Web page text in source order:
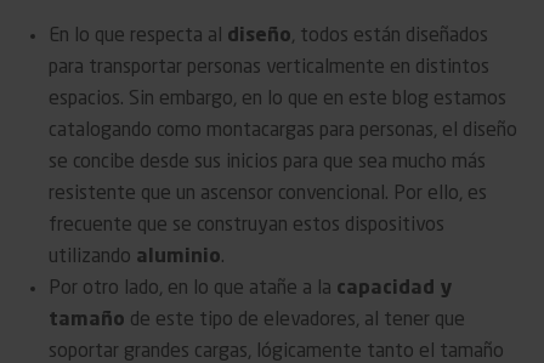
En lo que respecta al diseño, todos están diseñados
para transportar personas verticalmente en distintos
espacios. Sin embargo, en lo que en este blog estamos
catalogando como montacargas para personas, el diseño
se concibe desde sus inicios para que sea mucho más
resistente que un ascensor convencional. Por ello, es
frecuente que se construyan estos dispositivos
utilizando aluminio.
Por otro lado, en lo que atañe a la capacidad y
tamaño de este tipo de elevadores, al tener que
soportar grandes cargas, lógicamente tanto el tamaño